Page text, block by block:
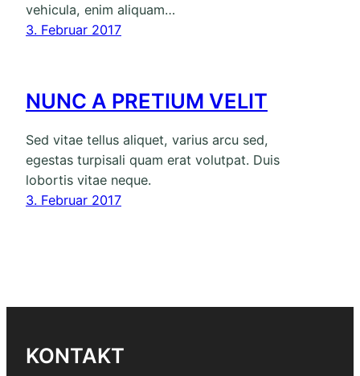
vehicula, enim aliquam…
3. Februar 2017
NUNC A PRETIUM VELIT
Sed vitae tellus aliquet, varius arcu sed,
egestas turpisali quam erat volutpat. Duis
lobortis vitae neque.
3. Februar 2017
KONTAKT